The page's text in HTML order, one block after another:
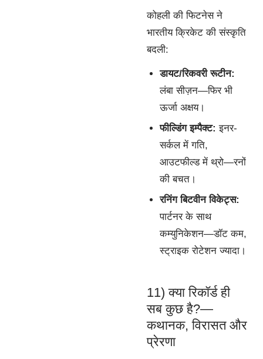
कोहली की फिटनेस ने
भारतीय क्रिकेट की संस्कृति
बदली:
डायट/रिकवरी रूटीन:
लंबा सीज़न—फिर भी
ऊर्जा अक्षय।
फील्डिंग इम्पैक्ट: इनर-
सर्कल में गति,
आउटफील्ड में थ्रो—रनों
की बचत।
रनिंग बिटवीन विकेट्स:
पार्टनर के साथ
कम्युनिकेशन—डॉट कम,
स्ट्राइक रोटेशन ज्यादा।
11) क्या रिकॉर्ड ही
सब कुछ है?—
कथानक, विरासत और
प्रेरणा